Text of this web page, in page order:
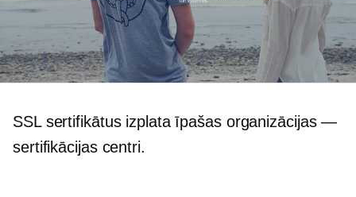
SSL sertifikātus izplata īpašas organizācijas —
sertifikācijas centri.